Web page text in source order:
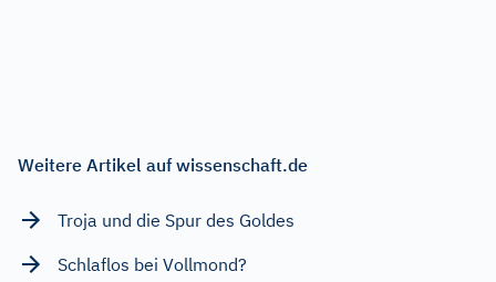
Weitere Artikel auf wissenschaft.de
Troja und die Spur des Goldes
Schlaflos bei Vollmond?